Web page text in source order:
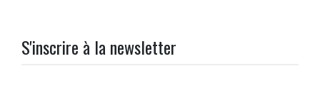
S'inscrire à la newsletter